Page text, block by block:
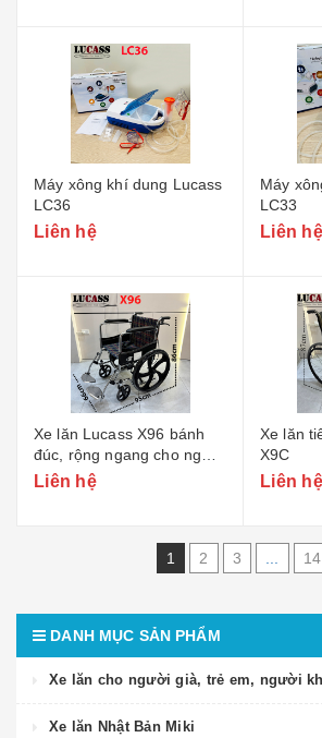
Máy xông khí dung Lucass
LC36
Liên hệ
Máy
LC33
Liên hệ
Xe lăn Lucass X96 bánh
đúc, rộng ngang cho người
to béo
Liên hệ
Xe lăn
X9C
Liên hệ
1 2 3 14
DANH MỤC SẢN PHẨM
Xe lăn cho người già, trẻ em, người
Xe lăn Nhật Bản Miki